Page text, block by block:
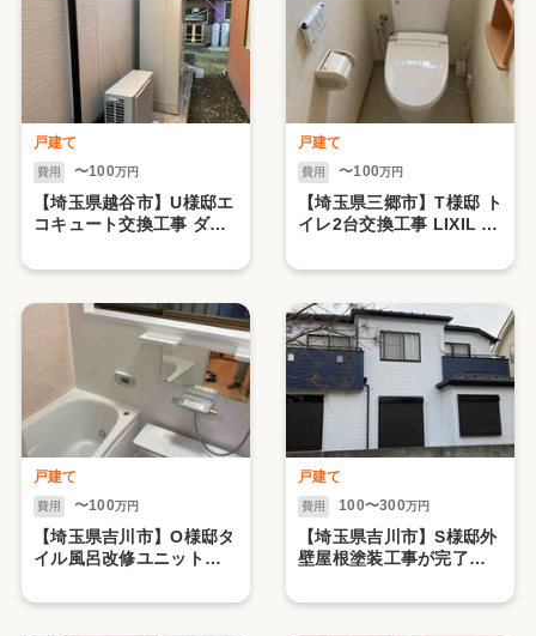
戸建て
費用 〜100万円
【埼玉県越谷市】U様邸エ
コキュート交換工事 ダイ
戸建て
費用 〜100万円
【埼玉県三郷市】T様邸 ト
イレ2台交換工事 LIXIL ア
戸建て
費用 〜100万円
【埼玉県吉川市】O様邸タ
イル風呂改修ユニットバ
戸建て
費用 100〜300万円
【埼玉県吉川市】S様邸外
壁屋根塗装工事が完了し